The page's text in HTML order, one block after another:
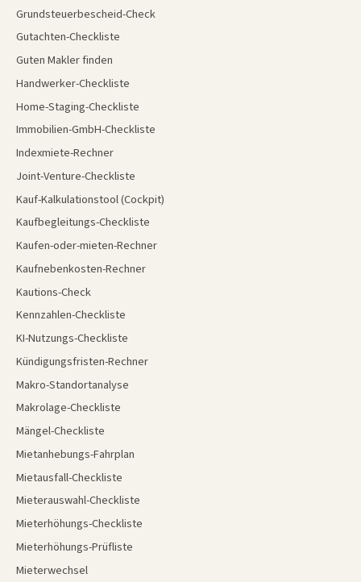
Grundsteuerbescheid-Check
Gutachten-Checkliste
Guten Makler finden
Handwerker-Checkliste
Home-Staging-Checkliste
Immobilien-GmbH-Checkliste
Indexmiete-Rechner
Joint-Venture-Checkliste
Kauf-Kalkulationstool (Cockpit)
Kaufbegleitungs-Checkliste
Kaufen-oder-mieten-Rechner
Kaufnebenkosten-Rechner
Kautions-Check
Kennzahlen-Checkliste
KI-Nutzungs-Checkliste
Kündigungsfristen-Rechner
Makro-Standortanalyse
Makrolage-Checkliste
Mängel-Checkliste
Mietanhebungs-Fahrplan
Mietausfall-Checkliste
Mieterauswahl-Checkliste
Mieterhöhungs-Checkliste
Mieterhöhungs-Prüfliste
Mieterwechsel